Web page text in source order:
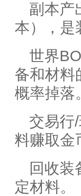
副本产
本），是
世界
备和材料
概率掉落
交易行
料赚取金
回收装
定材料。